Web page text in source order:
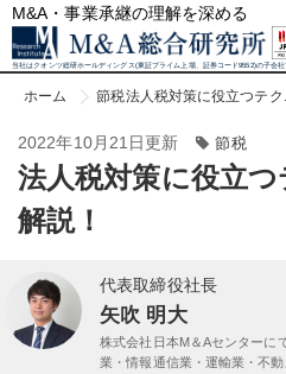
M&A・事業承継の理解を深める
当社はクオンツ総研ホールディングス(東証プライム上場、証券コード9552)の子会社
ホーム 節税法人税対策に役立つテク
2022年10月21日更新 節税
法人税対策に役立
解説！
代表取締役社長
矢吹 明大
株式会社日本M＆Aセンターに
業・情報通信業・運輸業・不